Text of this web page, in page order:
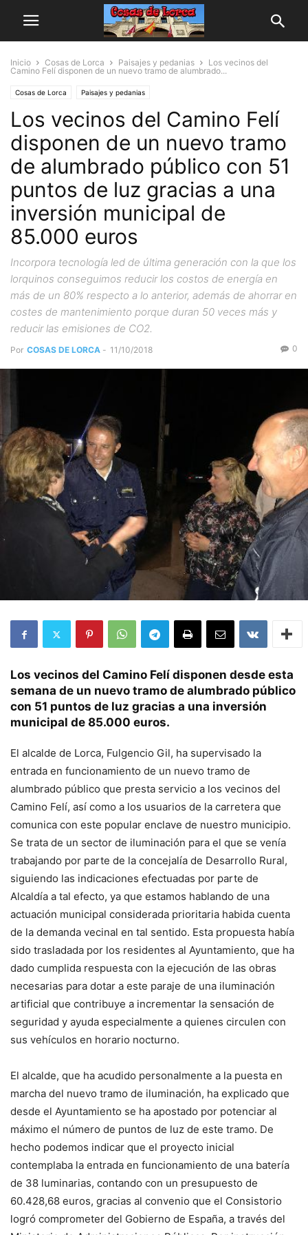
Inicio Cosas de Lorca Paisajes y pedanias
Los vecinos del
Camino Felí disponen de un nuevo tramo de alumbrado...
Cosas de Lorca Paisajes y pedanias
Los vecinos del Camino Felí
disponen de un nuevo tramo
de alumbrado público con 51
puntos de luz gracias a una
inversión municipal de
85.000 euros
Incorpora tecnología led de última generación con la que los
lorquinos conseguimos reducir los costos de energía en
más de un 80% respecto a lo anterior, además de ahorrar en
costes de mantenimiento porque duran 50 veces más y
reducir las emisiones de CO2.
Por COSAS DE LORCA - 11/10/2018 0
Los vecinos del Camino Felí disponen desde esta
semana de un nuevo tramo de alumbrado público
con 51 puntos de luz gracias a una inversión
municipal de 85.000 euros.
El alcalde de Lorca, Fulgencio Gil, ha supervisado la
entrada en funcionamiento de un nuevo tramo de
alumbrado público que presta servicio a los vecinos del
Camino Felí, así como a los usuarios de la carretera que
comunica con este popular enclave de nuestro municipio.
Se trata de un sector de iluminación para el que se venía
trabajando por parte de la concejalía de Desarrollo Rural,
siguiendo las indicaciones efectuadas por parte de
Alcaldía a tal efecto, ya que estamos hablando de una
actuación municipal considerada prioritaria habida cuenta
de la demanda vecinal en tal sentido. Esta propuesta había
sido trasladada por los residentes al Ayuntamiento, que ha
dado cumplida respuesta con la ejecución de las obras
necesarias para dotar a este paraje de una iluminación
artificial que contribuye a incrementar la sensación de
seguridad y ayuda especialmente a quienes circulen con
sus vehículos en horario nocturno.
El alcalde, que ha acudido personalmente a la puesta en
marcha del nuevo tramo de iluminación, ha explicado que
desde el Ayuntamiento se ha apostado por potenciar al
máximo el número de puntos de luz de este tramo. De
hecho podemos indicar que el proyecto inicial
contemplaba la entrada en funcionamiento de una batería
de 38 luminarias, contando con un presupuesto de
60.428,68 euros, gracias al convenio que el Consistorio
logró comprometer del Gobierno de España, a través del